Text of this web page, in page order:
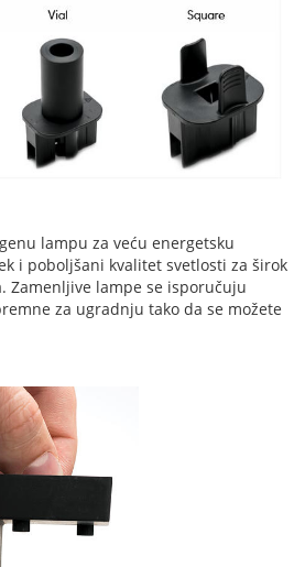
lampu za veću energetsku
i poboljšani kvalitet svetlosti za širok
Zamenljive lampe se isporučuju
za ugradnju tako da se možete